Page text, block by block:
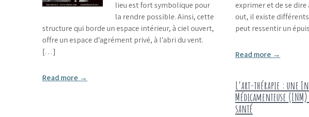
lieu est fort symbolique pour
la rendre possible. Ainsi, cette
structure qui borde un espace intérieur, à ciel ouvert,
offre un espace d’agrément privé, à l’abri du vent.
[…]
Read more →
exprimer et de se
out, il existe
peut ressentir un
Read more →
L’art-thérapie : une
Médicamenteuse
santé